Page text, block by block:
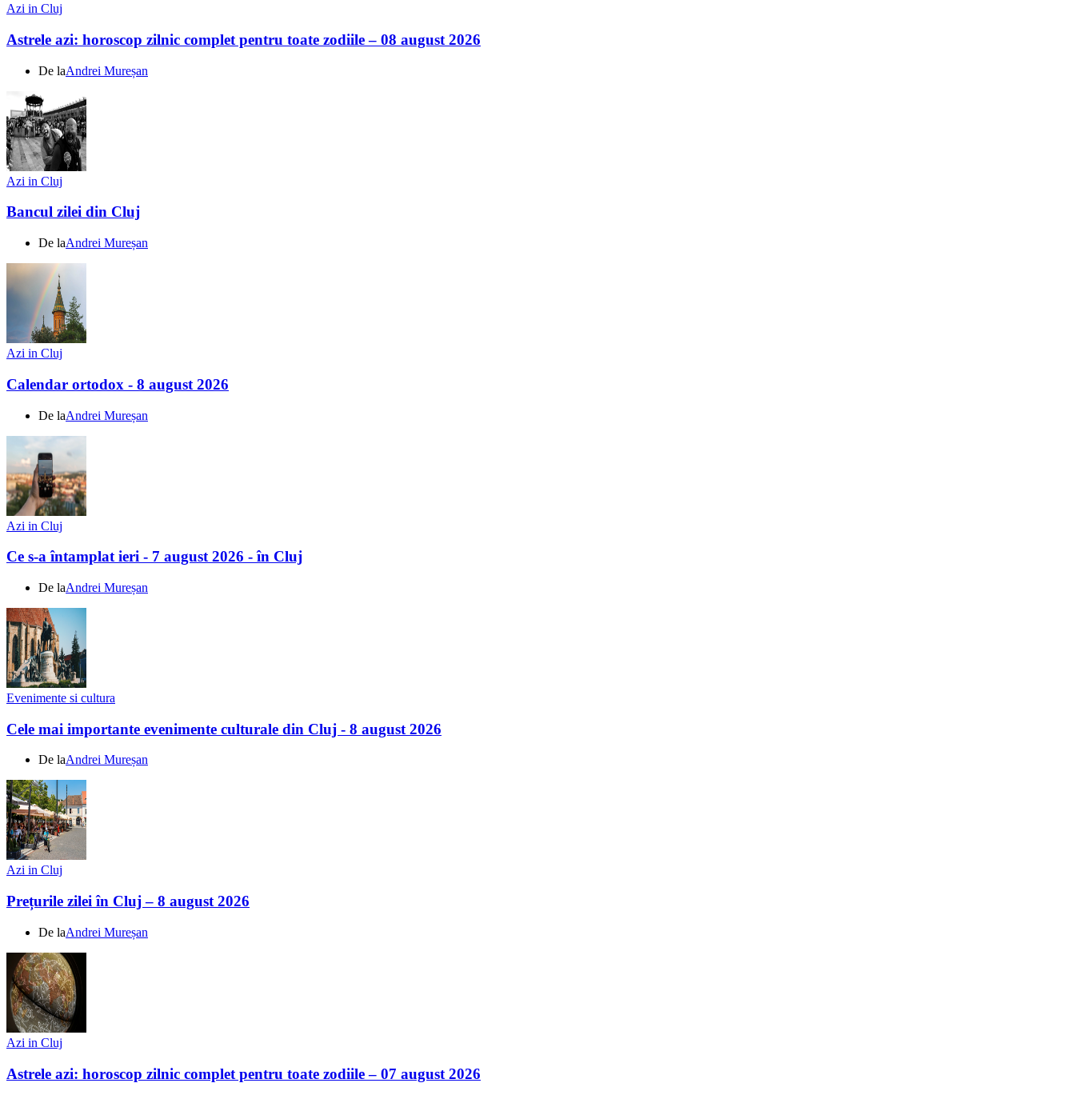
Azi in Cluj
Astrele azi: horoscop zilnic complet pentru toate zodiile – 08 august 2026
De laAndrei Mureșan
Azi in Cluj
Bancul zilei din Cluj
De laAndrei Mureșan
Azi in Cluj
Calendar ortodox - 8 august 2026
De laAndrei Mureșan
Azi in Cluj
Ce s-a întamplat ieri - 7 august 2026 - în Cluj
De laAndrei Mureșan
Evenimente si cultura
Cele mai importante evenimente culturale din Cluj - 8 august 2026
De laAndrei Mureșan
Azi in Cluj
Prețurile zilei în Cluj – 8 august 2026
De laAndrei Mureșan
Azi in Cluj
Astrele azi: horoscop zilnic complet pentru toate zodiile – 07 august 2026